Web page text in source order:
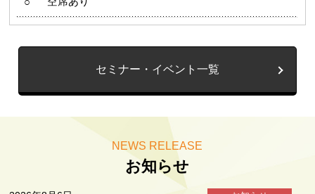
セミナー・イベント一覧
NEWS RELEASE
お知らせ